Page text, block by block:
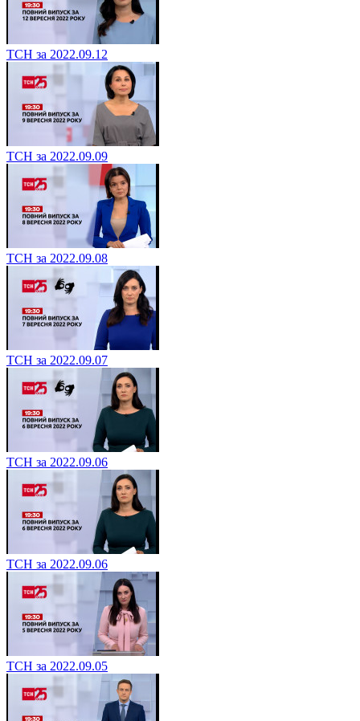
ТСН за 2022.09.12
ТСН за 2022.09.09
ТСН за 2022.09.08
ТСН за 2022.09.07
ТСН за 2022.09.06
ТСН за 2022.09.06
ТСН за 2022.09.05